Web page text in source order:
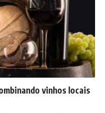
vinhos locais